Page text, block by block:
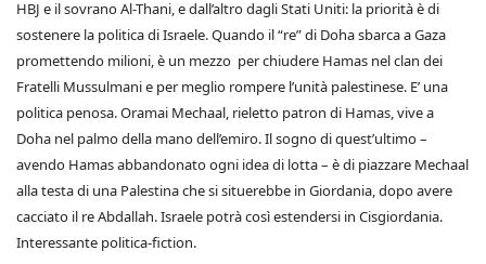
HBJ e il sovrano Al-Thani, e dall’altro dagli Stati Uniti: la priorità è di
sostenere la politica di Israele. Quando il “re” di Doha sbarca a Gaza
promettendo milioni, è un mezzo per chiudere Hamas nel clan dei
Fratelli Mussulmani e per meglio rompere l’unità palestinese. E’ una
politica penosa. Oramai Mechaal, rieletto patron di Hamas, vive a
Doha nel palmo della mano dell’emiro. Il sogno di quest’ultimo –
avendo Hamas abbandonato ogni idea di lotta – è di piazzare Mechaal
alla testa di una Palestina che si situerebbe in Giordania, dopo avere
cacciato il re Abdallah. Israele potrà così estendersi in Cisgiordania.
Interessante politica-fiction.